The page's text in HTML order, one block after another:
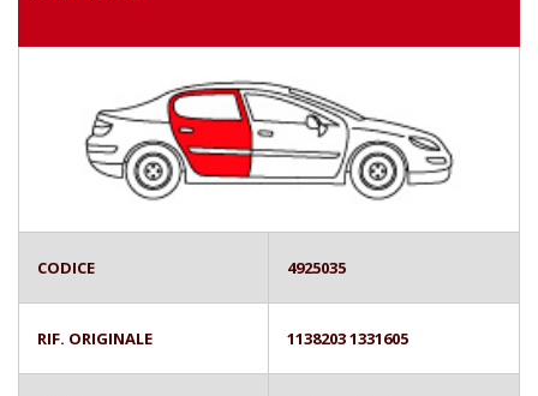
CODICE 4925035
RIF. ORIGINALE 1138203 1331605